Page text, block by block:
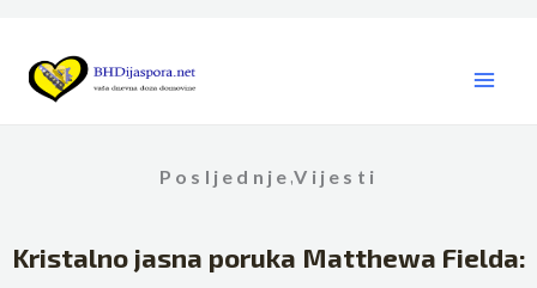
content
Posljednje ,Vijesti
Kristalno jasna poruka Matthewa Fielda: